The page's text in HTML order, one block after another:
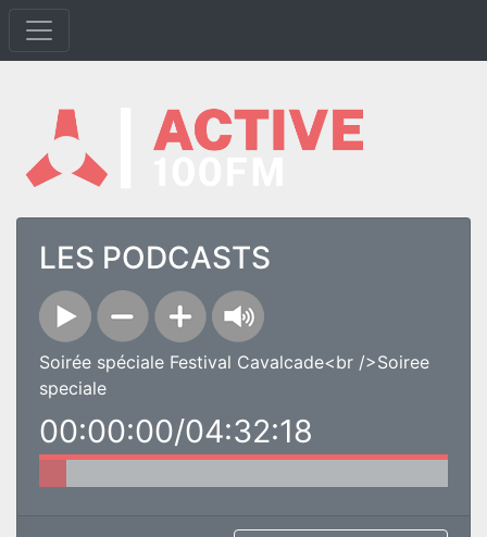
LES PODCASTS
Soirée spéciale Festival Cavalcade<br />Soiree
speciale
00:00:00/04:32:18